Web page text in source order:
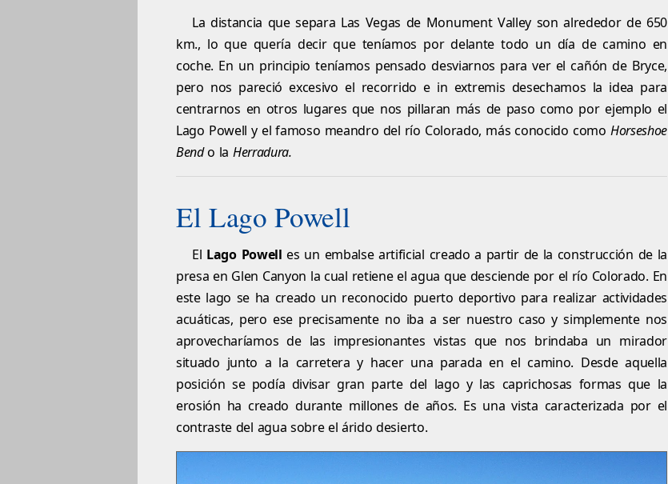
La distancia que separa Las Vegas de Monument Valley son alrededor de 650
km., lo que quería decir que teníamos por delante todo un día de camino en
coche. En un principio teníamos pensado desviarnos para ver el cañón de Bryce,
pero nos pareció excesivo el recorrido e in extremis desechamos la idea para
centrarnos en otros lugares que nos pillaran más de paso como por ejemplo el
Lago Powell y el famoso meandro del río Colorado, más conocido como Horseshoe
Bendo la Herradura.
El Lago Powell
El Lago Powell es un embalse artificial creado a partir de la construcción de la
presa en Glen Canyon la cual retiene el agua que desciende por el río Colorado. En
este lago se ha creado un reconocido puerto deportivo para realizar actividades
acuáticas, pero ese precisamente no iba a ser nuestro caso y simplemente nos
aprovecharíamos de las impresionantes vistas que nos brindaba un mirador
situado junto a la carretera y hacer una parada en el camino. Desde aquella
posición se podía divisar gran parte del lago y las caprichosas formas que la
erosión ha creado durante millones de años. Es una vista caracterizada por el
contraste del agua sobre el árido desierto.